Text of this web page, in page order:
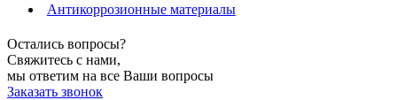
Антикоррозионные материалы
Остались вопросы?
Свяжитесь с нами,
мы ответим на все Ваши вопросы
Заказать звонок